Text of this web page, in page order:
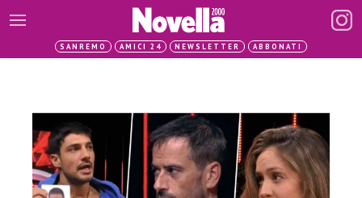
SANREMO AMICI 24 NEWSLETTER ABBONATI